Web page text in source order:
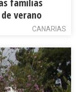
familias
verano
CANARIAS